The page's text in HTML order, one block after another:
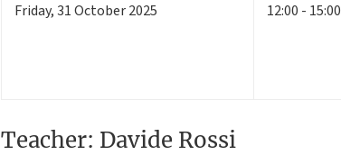
Friday,31October 2025 12:00 - 15:00
Teacher: Davide Rossi